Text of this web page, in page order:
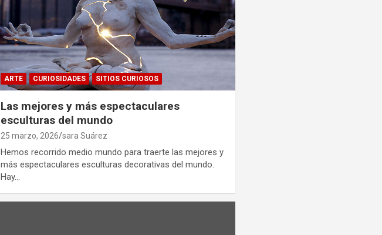
ARTE CURIOSIDADES SITIOS CURIOSOS
Las mejores y más espectaculares
esculturas del mundo
25 marzo, 2026 sara Suárez
Hemos recorrido medio mundo para traerte las mejores y
más espectaculares esculturas decorativas del mundo.
Hay…